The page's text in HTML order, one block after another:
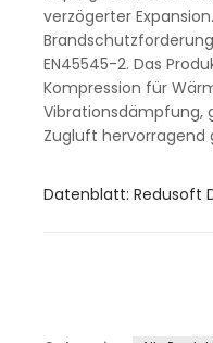
verzögerter
EN45545-2. Das
Kompression für
Vibrationsdämpfung,
Zugluft hervorragend
Datenblatt: Redusoft